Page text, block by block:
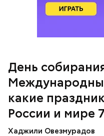
День
какие
России и мире
Хаджили Овезмурадов
Международный